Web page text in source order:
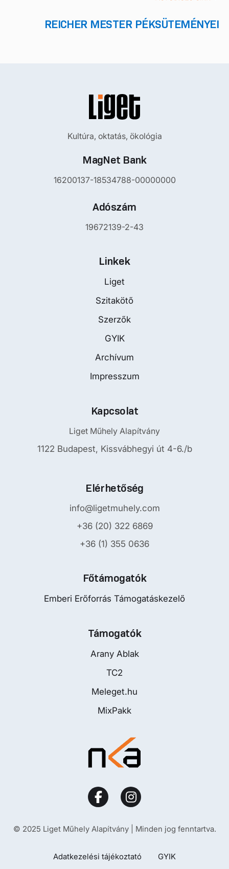
REICHER MESTER PÉKSÜTEMÉNYEI
Kultúra, oktatás, ökológia
MagNet Bank
16200137-18534788-00000000
Adószám
19672139-2-43
Linkek
Liget
Szitakötő
Szerzők
GYIK
Archívum
Impresszum
Kapcsolat
Liget Műhely Alapítvány
1122 Budapest, Kissvábhegyi út 4-6./b
Elérhetőség
info@ligetmuhely.com
+36 (20) 322 6869
+36 (1) 355 0636
Főtámogatók
Emberi Erőforrás Támogatáskezelő
Támogatók
Arany Ablak
TC2
Meleget.hu
MixPakk
© 2025 Liget Műhely Alapítvány | Minden jog fenntartva.
Adatkezelési tájékoztató GYIK